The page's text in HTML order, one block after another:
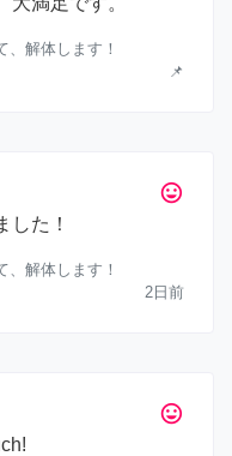
、解体します！
📌
tag_faces
した！
、解体します！
2日前
tag_faces